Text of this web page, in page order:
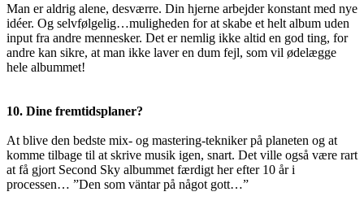
Man er aldrig alene, desværre. Din hjerne arbejder konstant med nye
idéer. Og selvfølgelig…muligheden for at skabe et helt album uden
input fra andre mennesker. Det er nemlig ikke altid en god ting, for
andre kan sikre, at man ikke laver en dum fejl, som vil ødelægge
hele albummet!
10. Dine fremtidsplaner?
At blive den bedste mix- og mastering-tekniker på planeten og at
komme tilbage til at skrive musik igen, snart. Det ville også være rart
at få gjort Second Sky albummet færdigt her efter 10 år i
processen… ”Den som väntar på något gott…”